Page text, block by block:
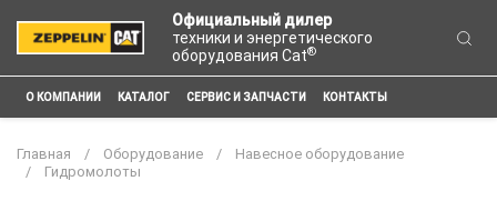
Официальный дилер
техники и энергетического
оборудования Cat®
О КОМПАНИИ КАТАЛОГ СЕРВИС И ЗАПЧАСТИ КОНТАКТЫ
Главная Оборудование
Навесное оборудование
Гидромолоты